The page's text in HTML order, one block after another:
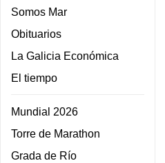
Somos Mar
Obituarios
La Galicia Económica
El tiempo
Mundial 2026
Torre de Marathon
Grada de Río